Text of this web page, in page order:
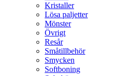
Kristaller
Lösa paljetter
Mönster
Övrigt
Resår
Småtillbehör
Smycken
Softboning